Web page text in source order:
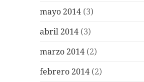
mayo 2014 (3)
abril 2014 (3)
marzo 2014 (2)
febrero 2014 (2)